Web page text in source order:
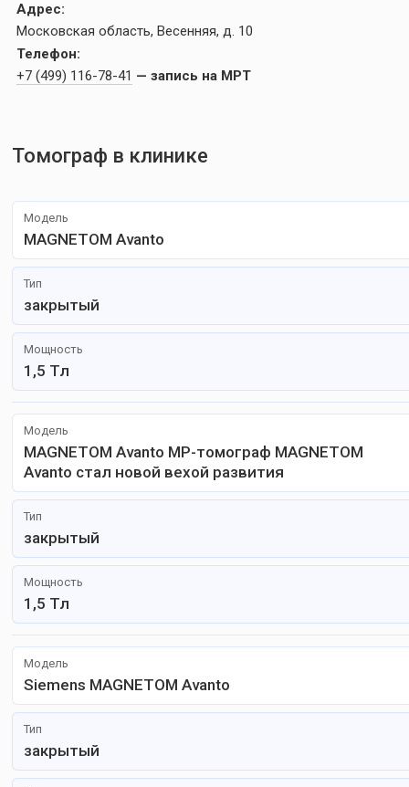
Адрес:
Московская область, Весенняя, д. 10
Телефон:
+7 (499) 116-78-41 — запись на МРТ
Томограф в клинике
Модель
MAGNETOM Avanto
Тип
закрытый
Мощность
1,5 Тл
Модель
MAGNETOM Avanto МР-томограф MAGNETOM
Avanto стал новой вехой развития
Тип
закрытый
Мощность
1,5 Тл
Модель
Siemens MAGNETOM Avanto
Тип
закрытый